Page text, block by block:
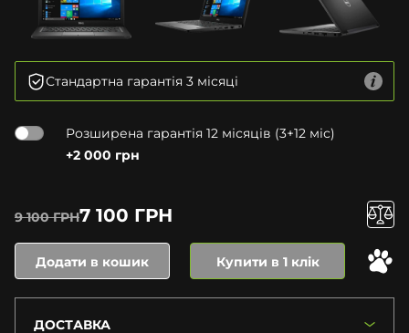
Стандартна гарантія 3 місяці
Розширена гарантія 12 місяців (3+12 міс)
+2 000 грн
9 100 ГРН7 100 ГРН
Додати в кошик Купити в 1 клік
ДОСТАВКА